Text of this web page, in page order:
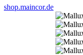
shop.maincor.de